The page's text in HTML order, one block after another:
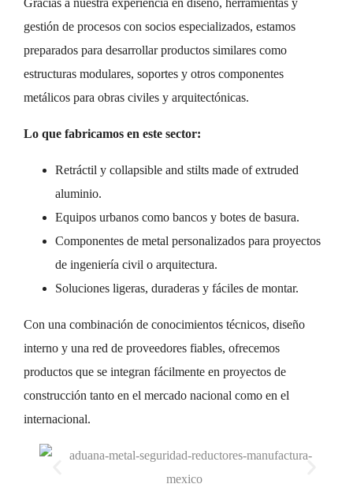
Gracias a nuestra experiencia en diseño, herramientas y
gestión de procesos con socios especializados, estamos
preparados para desarrollar productos similares como
estructuras modulares, soportes y otros componentes
metálicos para obras civiles y arquitectónicas.
Lo que fabricamos en este sector:
Retráctil y collapsible and stilts made of extruded
aluminio.
Equipos urbanos como bancos y botes de basura.
Componentes de metal personalizados para proyectos
de ingeniería civil o arquitectura.
Soluciones ligeras, duraderas y fáciles de montar.
Con una combinación de conocimientos técnicos, diseño
interno y una red de proveedores fiables, ofrecemos
productos que se integran fácilmente en proyectos de
construcción tanto en el mercado nacional como en el
internacional.